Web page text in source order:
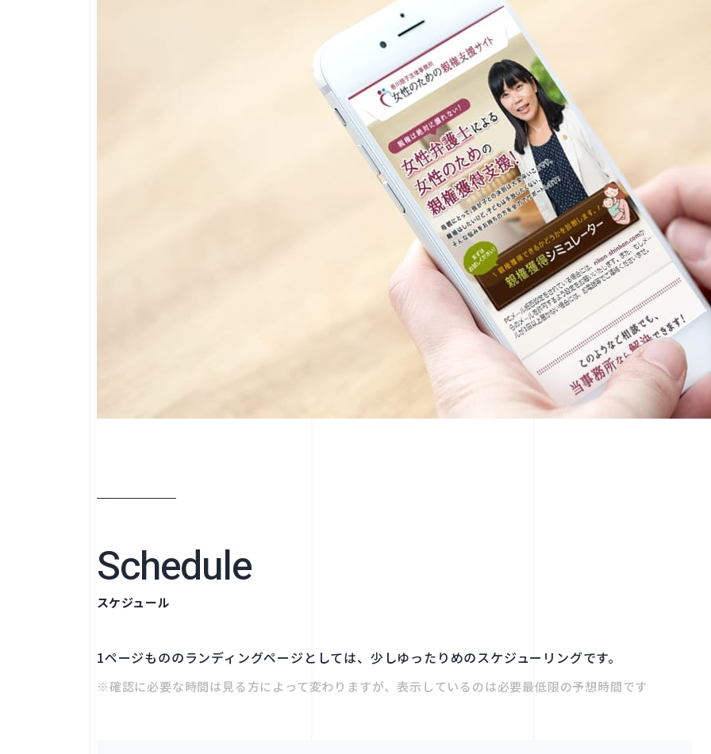
Schedule
スケジュール
1ページもののランディングページとしては、少しゆったりめのスケジューリングです。
※確認に必要な時間は見る方によって変わりますが、表示しているのは必要最低限の予想時間です